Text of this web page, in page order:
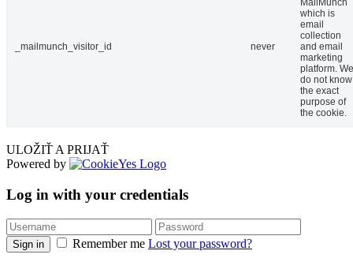
_mailmunch_visitor_id never
MailMunch
which is
email
collection
and email
marketing
platform. We
do not know
the exact
purpose of
the cookie.
ULOŽIŤ A PRIJAŤ
Powered by
Log in with your credentials
Sign in Remember me Lost your password?